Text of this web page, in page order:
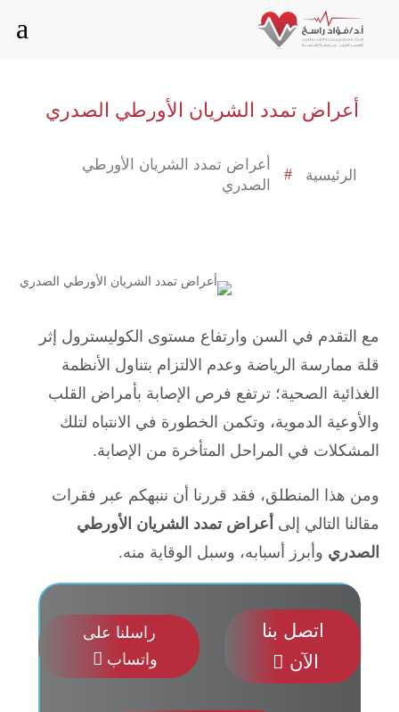
a
أعراض تمدد الشريان الأورطي الصدري
الرئيسية #
أعراض تمدد الشريان الأورطي
الصدري
مع التقدم في السن وارتفاع مستوى الكوليسترول إثر
قلة ممارسة الرياضة وعدم الالتزام بتناول الأنظمة
الغذائية الصحية؛ ترتفع فرص الإصابة بأمراض القلب
والأوعية الدموية، وتكمن الخطورة في الانتباه لتلك
المشكلات في المراحل المتأخرة من الإصابة.
ومن هذا المنطلق، فقد قررنا أن ننبهكم عبر فقرات
مقالنا التالي إلى أعراض تمدد الشريان الأورطي
الصدري وأبرز أسبابه، وسبل الوقاية منه.
اتصل بنا
الآن 
راسلنا على
واتساب 